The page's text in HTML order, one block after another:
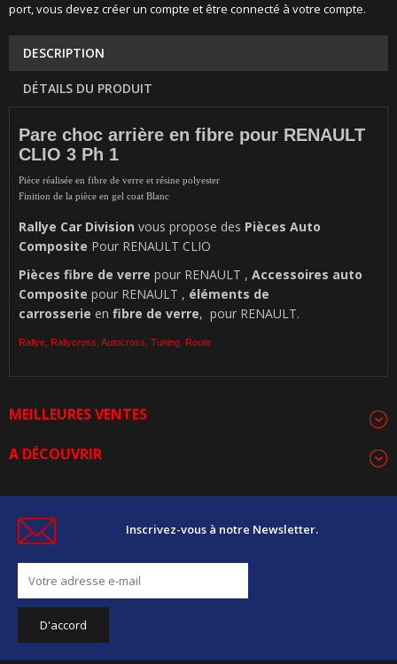
port, vous devez créer un compte et être connecté à votre compte.
DESCRIPTION
DÉTAILS DU PRODUIT
Pare choc arrière en fibre pour RENAULT
CLIO 3 Ph 1
Pièce réalisée en fibre de verre et résine polyester
Finition de la pièce en gel coat Blanc
Rallye Car Division vous propose des Pièces Auto
Composite Pour RENAULT CLIO
Pièces fibre de verre pour RENAULT , Accessoires auto
Composite pour RENAULT , éléments de
carrosserie en fibre de verre, pour RENAULT.
Rallye, Rallycross, Autocross, Tuning, Route
MEILLEURES VENTES
A DÉCOUVRIR
Inscrivez-vous à notre Newsletter.